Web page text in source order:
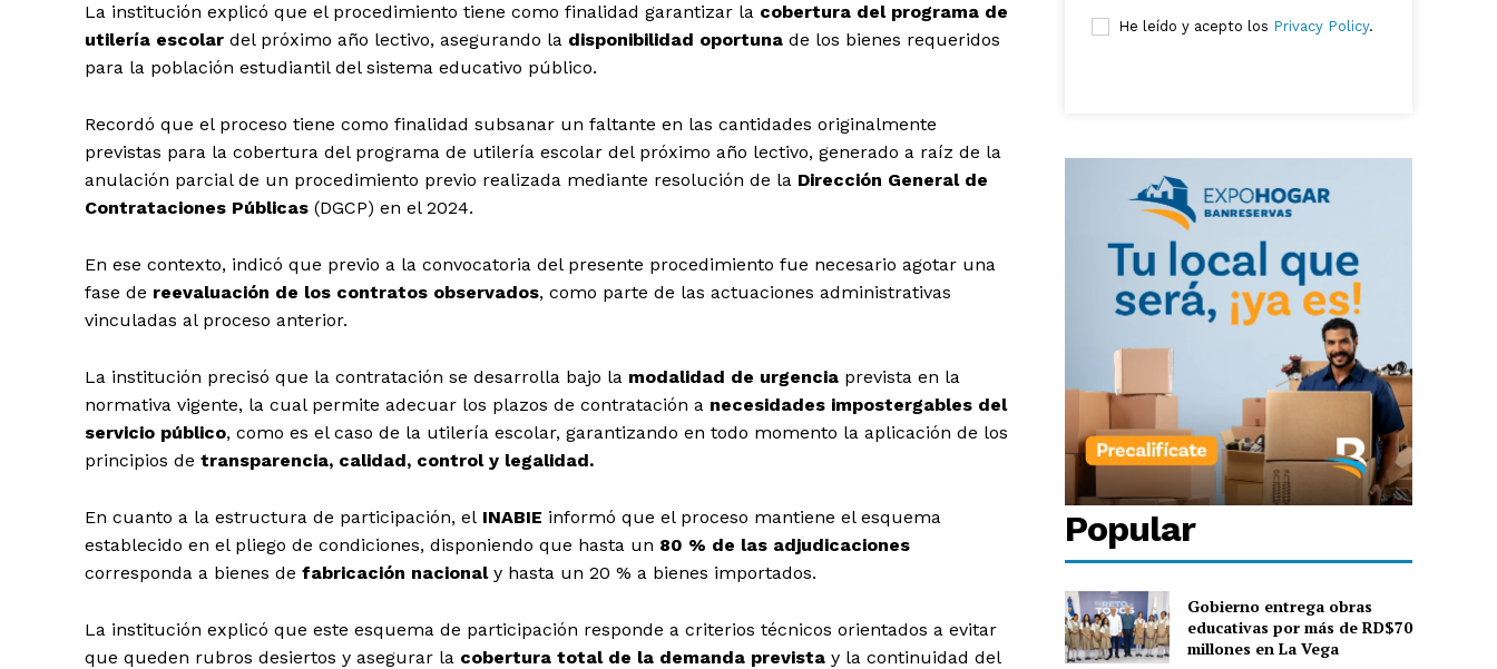
La institución explicó que el procedimiento tiene como finalidad garantizar la cobertura del programa de
utilería escolar del próximo año lectivo, asegurando la disponibilidad oportuna de los bienes requeridos
para la población estudiantil del sistema educativo público.
Recordó que el proceso tiene como finalidad subsanar un faltante en las cantidades originalmente
previstas para la cobertura del programa de utilería escolar del próximo año lectivo, generado a raíz de la
anulación parcial de un procedimiento previo realizada mediante resolución de la Dirección General de
Contrataciones Públicas (DGCP) en el 2024.
En ese contexto, indicó que previo a la convocatoria del presente procedimiento fue necesario agotar una
fase de reevaluación de los contratos observados, como parte de las actuaciones administrativas
vinculadas al proceso anterior.
La institución precisó que la contratación se desarrolla bajo la modalidad de urgencia prevista en la
normativa vigente, la cual permite adecuar los plazos de contratación a necesidades impostergables del
servicio público, como es el caso de la utilería escolar, garantizando en todo momento la aplicación de los
principios de transparencia, calidad, control y legalidad.
En cuanto a la estructura de participación, el INABIE informó que el proceso mantiene el esquema
establecido en el pliego de condiciones, disponiendo que hasta un 80 % de las adjudicaciones
corresponda a bienes de fabricación nacionaly hasta un 20 % a bienes importados.
La institución explicó que este esquema de participación responde a criterios técnicos orientados a evitar
que queden rubros desiertos y asegurar la cobertura total de la demanda prevista y la continuidad del
He leído y acepto los Privacy Policy.
Popular
Gobierno entrega obras
educativas por más de RD$70
millones en La Vega